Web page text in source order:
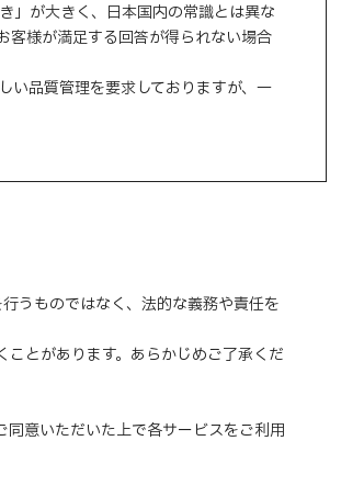
」が大きく、日本国内の常識とは異な
客様が満足する回答が得られない場合
い品質管理を要求しておりますが、一
うものではなく、法的な義務や責任を
とがあります。あらかじめご了承くだ
意いただいた上で各サービスをご利用